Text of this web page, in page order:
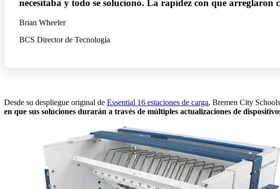
necesitaba y todo se solucionó. La rapidez con que
Brian Wheeler
BCS Director de Tecnología
Desde su despliegue original de Essential 16 estaciones de carga, Bremen City
en que sus soluciones durarán a través de múltiples actualizaciones de